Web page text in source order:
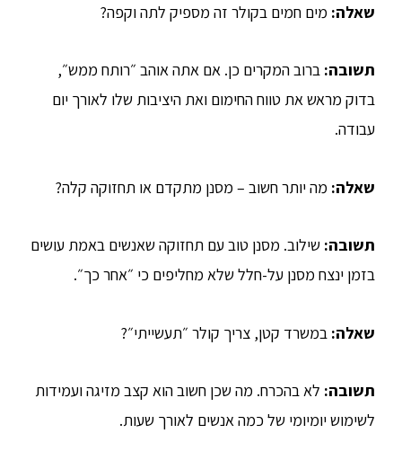
שאלה: מים חמים בקולר זה מספיק לתה וקפה?
תשובה: ברוב המקרים כן. אם אתה אוהב ״רותח ממש״,
בדוק מראש את טווח החימום ואת היציבות שלו לאורך יום
עבודה.
שאלה: מה יותר חשוב – מסנן מתקדם או תחזוקה קלה?
תשובה: שילוב. מסנן טוב עם תחזוקה שאנשים באמת עושים
בזמן ינצח מסנן על-חלל שלא מחליפים כי ״אחר כך״.
שאלה: במשרד קטן, צריך קולר ״תעשייתי״?
תשובה: לא בהכרח. מה שכן חשוב הוא קצב מזיגה ועמידות
לשימוש יומיומי של כמה אנשים לאורך שעות.